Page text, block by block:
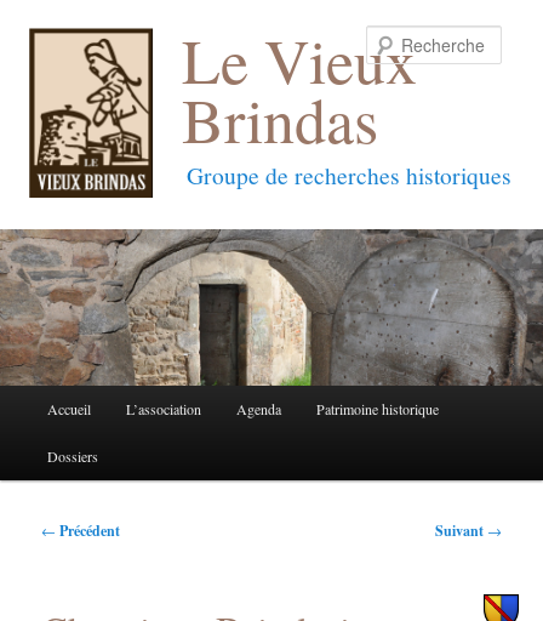
Le Vieux
Brindas
Groupe de recherches historiques
Aller
au
Aller
au
Accueil L’association Agenda Patrimoine historique
Dossiers
Navigation
← Précédent Suivant →